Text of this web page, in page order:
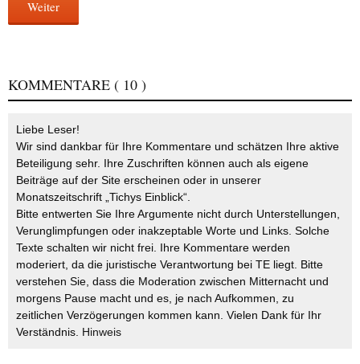
Weiter
KOMMENTARE ( 10 )
Liebe Leser!
Wir sind dankbar für Ihre Kommentare und schätzen Ihre aktive
Beteiligung sehr. Ihre Zuschriften können auch als eigene
Beiträge auf der Site erscheinen oder in unserer
Monatszeitschrift „Tichys Einblick“.
Bitte entwerten Sie Ihre Argumente nicht durch Unterstellungen,
Verunglimpfungen oder inakzeptable Worte und Links. Solche
Texte schalten wir nicht frei. Ihre Kommentare werden
moderiert, da die juristische Verantwortung bei TE liegt. Bitte
verstehen Sie, dass die Moderation zwischen Mitternacht und
morgens Pause macht und es, je nach Aufkommen, zu
zeitlichen Verzögerungen kommen kann. Vielen Dank für Ihr
Verständnis. Hinweis